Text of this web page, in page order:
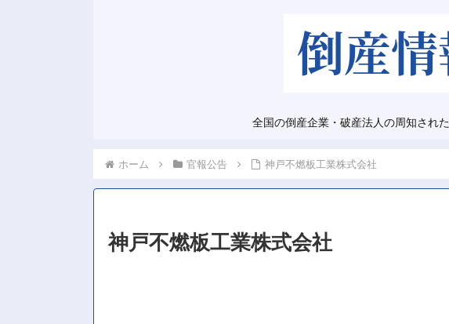
全国の倒産企業・破産法人の周知され
ホーム 官報公告 神戸不燃板工業株式会社
神戸不燃板工業株式会社